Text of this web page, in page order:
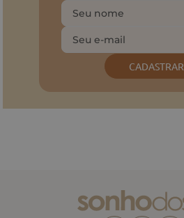
CADASTRAR